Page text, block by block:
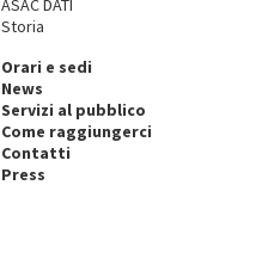
Storia
Orari e sedi
News
Servizi al pubblico
Come raggiungerci
Contatti
Press